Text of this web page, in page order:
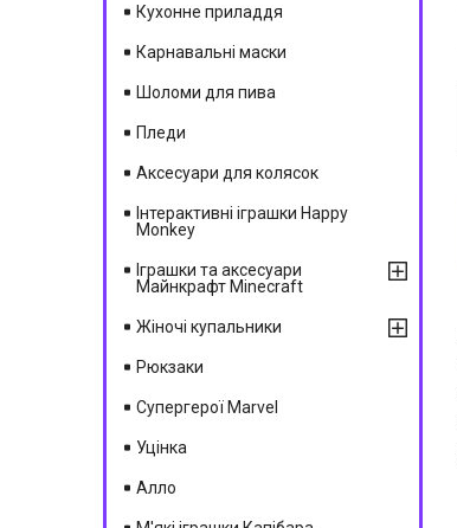
Кухонне приладдя
Карнавальні маски
Шоломи для пива
Пледи
Аксесуари для колясок
Інтерактивні іграшки Happy
Monkey
Іграшки та аксесуари
Майнкрафт Minecraft
Жіночі купальники
Рюкзаки
Супергерої Marvel
Уцінка
Алло